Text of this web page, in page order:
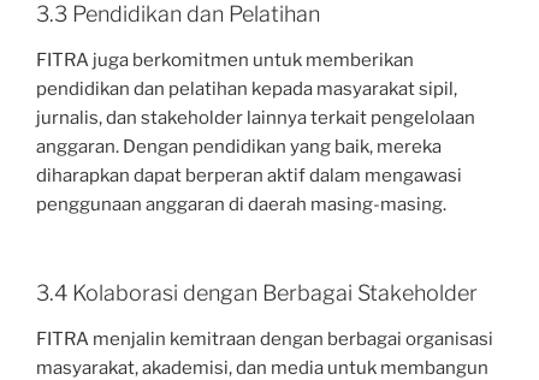
3.3 Pendidikan dan Pelatihan
FITRA juga berkomitmen untuk memberikan
pendidikan dan pelatihan kepada masyarakat sipil,
jurnalis, dan stakeholder lainnya terkait pengelolaan
anggaran. Dengan pendidikan yang baik, mereka
diharapkan dapat berperan aktif dalam mengawasi
penggunaan anggaran di daerah masing-masing.
3.4 Kolaborasi dengan Berbagai Stakeholder
FITRA menjalin kemitraan dengan berbagai organisasi
masyarakat, akademisi, dan media untuk membangun